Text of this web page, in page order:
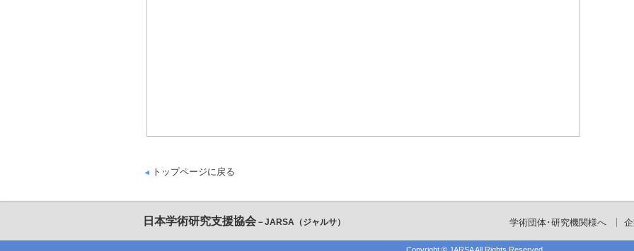
トップページに戻る
日本学術研究支援協会 －JARSA（ジャルサ） 学術団体･研究機関様へ